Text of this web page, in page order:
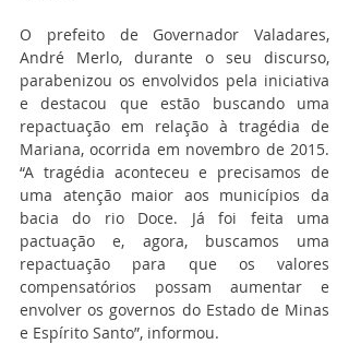
O prefeito de Governador Valadares,
André Merlo, durante o seu discurso,
parabenizou os envolvidos pela iniciativa
e destacou que estão buscando uma
repactuação em relação à tragédia de
Mariana, ocorrida em novembro de 2015.
“A tragédia aconteceu e precisamos de
uma atenção maior aos municípios da
bacia do rio Doce. Já foi feita uma
pactuação e, agora, buscamos uma
repactuação para que os valores
compensatórios possam aumentar e
envolver os governos do Estado de Minas
e Espírito Santo”, informou.